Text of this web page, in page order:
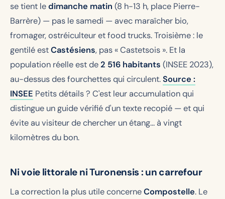
se tient ledimanche matin (8 h-13 h, place Pierre-
Barrère) — pas le samedi — avec maraîcher bio,
fromager, ostréiculteur et food trucks. Troisième : le
gentilé estCastésiens, pas « Castetsois ». Et la
population réelle est de2 516 habitants (INSEE 2023),
au-dessus des fourchettes qui circulent.Source :
INSEE Petits détails ? C'est leur accumulation qui
distingue un guide vérifié d'un texte recopié — et qui
évite au visiteur de chercher un étang… à vingt
kilomètres du bon.
Ni voie littorale ni Turonensis : un carrefour
La correction la plus utile concerneCompostelle. Le